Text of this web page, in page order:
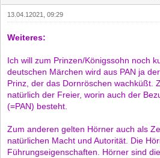
13.04.12021, 09:29
Weiteres:
Ich will zum Prinzen/Königssohn noch
deutschen Märchen wird aus PAN ja
Prinz, der das Dornröschen wachküßt.
natürlich der Freier, worin auch der
(=PAN) besteht.
Zum anderen gelten Hörner auch als
natürlichen Macht und Autorität. Die
Führungseigenschaften. Hörner sind